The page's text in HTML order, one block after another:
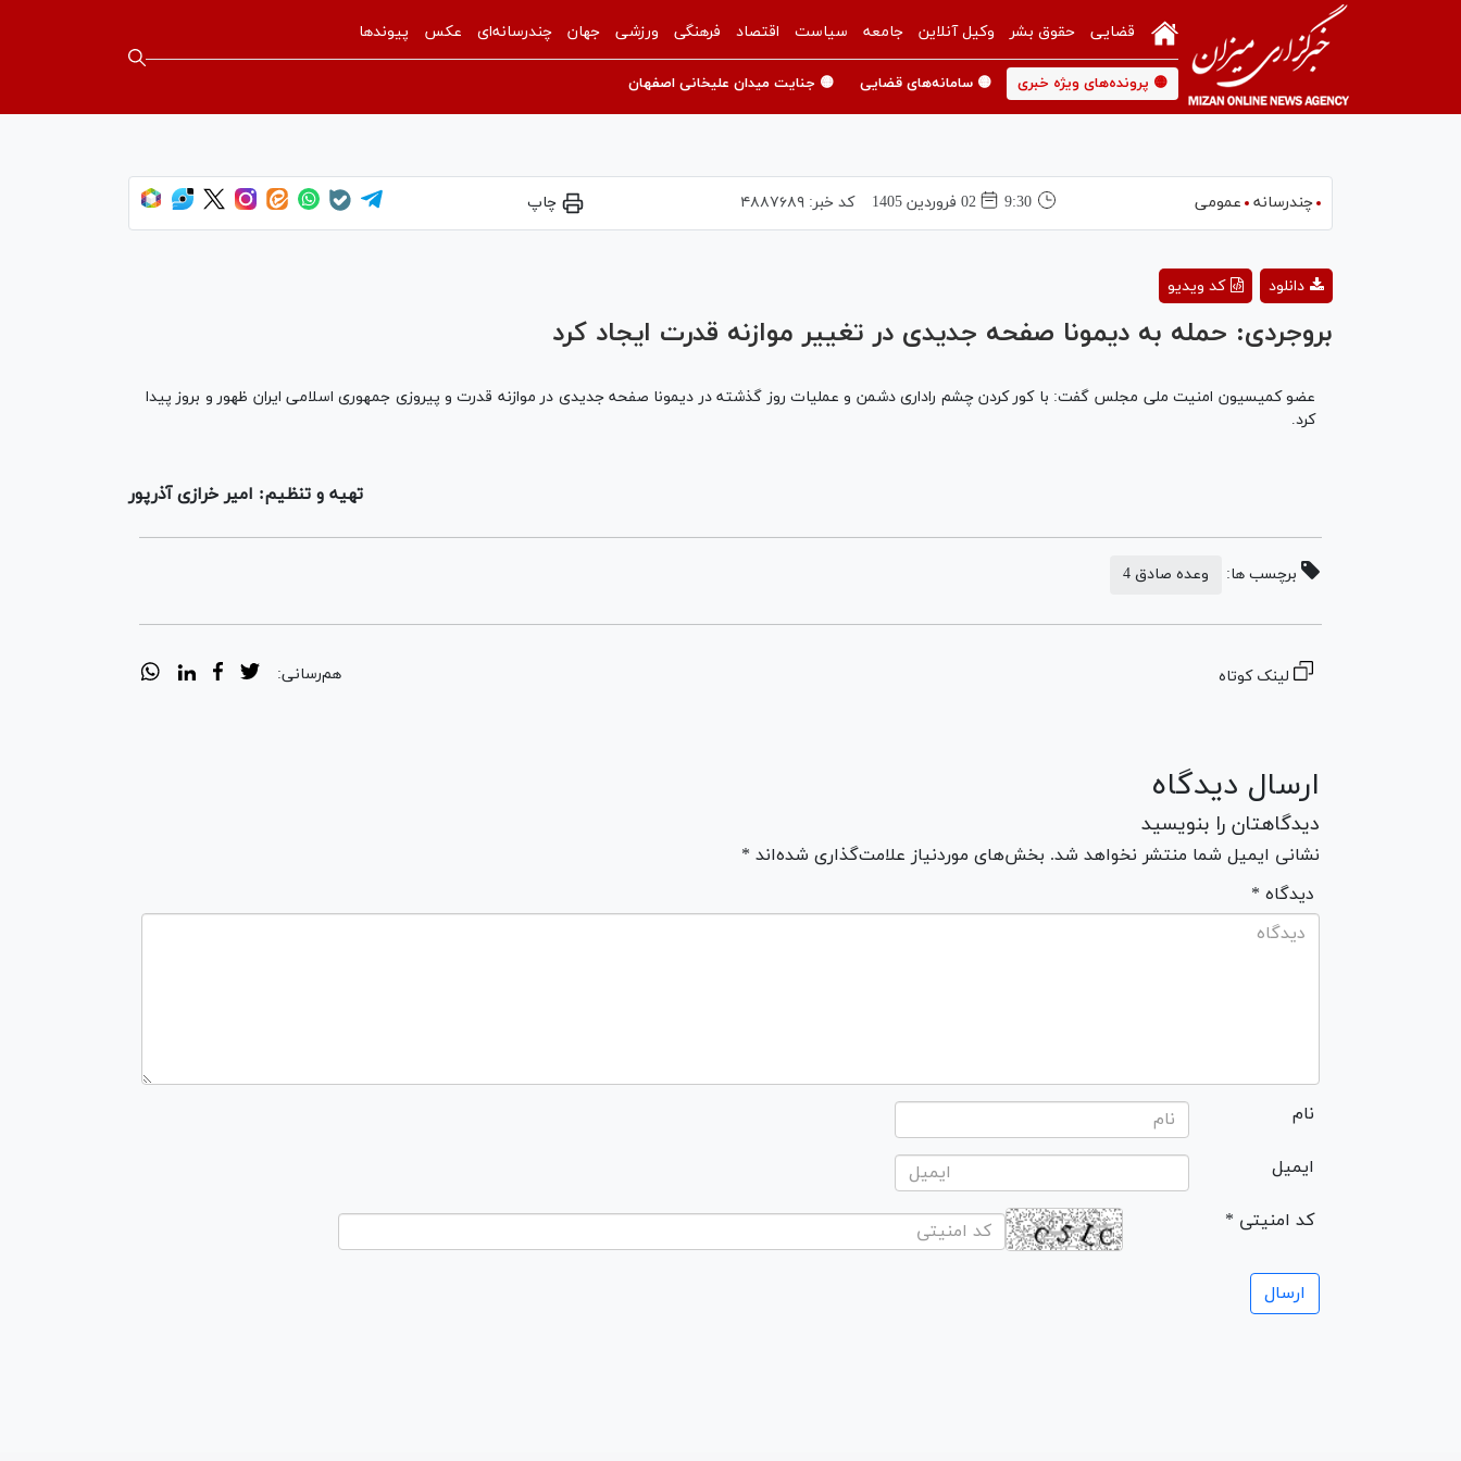
قضایی حقوق بشر وکیل آنلاین جامعه سیاست اقتصاد فرهنگی ورزشی جهان چندرسانه‌ای عکس پیوندها
🟡 پرونده‌های ویژه خبری 🟡 سامانه‌های قضایی 🟡 جنایت میدان علیخانی اصفهان
چندرسانه عمومی 9:30 02 فروردين 1405 کد خبر: ۴۸۸۷۶۸۹ چاپ
Video
کد ویدیو دانلود
بروجردی: حمله به دیمونا صفحه جدیدی در تغییر موازنه قدرت ایجاد کرد
عضو کمیسیون امنیت ملی مجلس گفت: با کور کردن چشم راداری دشمن و عملیات روز گذشته در دیمونا صفحه جدیدی در موازنه قدرت و پیروزی جمهوری اسلامی ایران ظهور و بروز پیدا
کرد.
تهیه و تنظیم: امیر خرازی آذرپور
برچسب ها: وعده صادق 4
لینک کوتاه هم‌رسانی:
ارسال دیدگاه
دیدگاهتان را بنویسید
نشانی ایمیل شما منتشر نخواهد شد. بخش‌های موردنیاز علامت‌گذاری شده‌اند *
* دیدگاه
نام
ایمیل
* کد امنیتی